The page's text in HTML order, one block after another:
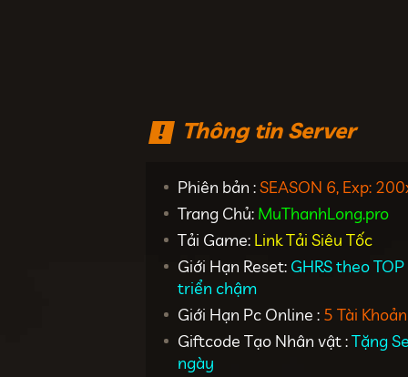
Thông tin Server
Phiên bản :SEASON 6, Exp:
Trang Chủ: MuThanhLong.pro
Tải Game: Link Tải Siêu Tốc
Giới Hạn Reset: GHRS theo
triển chậm
Giới Hạn Pc Online : 5 Tài
Giftcode Tạo Nhân vật :Tặng
ngày